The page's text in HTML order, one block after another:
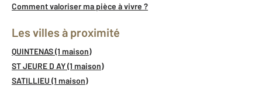
Comment valoriser ma pièce à vivre ?
Les villes à proximité
QUINTENAS (1 maison)
ST JEURE D AY (1 maison)
SATILLIEU (1 maison)